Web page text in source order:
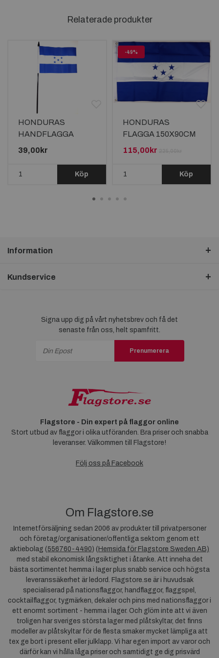
Relaterade produkter
HONDURAS
HANDFLAGGA
15X10CM
39,00kr
Köp
-49%
HONDURAS
FLAGGA 150X90CM
115,00kr
Köp
Information
Kundservice
Signa upp dig på vårt nyhetsbrev och få det
senaste från oss, helt spamfritt.
Prenumerera
Flagstore - Din expert på flaggor online
Stort utbud av flaggor i olika utföranden. Bra priser och snabba
leveranser. Välkommen till Flagstore!
Följ oss på Facebook
Om Flagstore.se
Internetförsäljning sedan 2006 av produkter till privatpersoner
och företag/organisationer/offentliga sektorn genom ett
aktiebolag (556760-4490) ( Hemsida för Flagstore Sweden AB)
med stabil ekonomisk långsiktighet i åtanke. Att inneha det
bästa sortimentet hemma i lager plus snabb service och högsta
leveranssäkerhet är ledord. Flagstore.se är i huvudsak
specialiserad på nationsflaggor, handflaggor, flaggspel,
cocktailflaggor, tygmärken, dekaler och pins med nationsflaggor i
ett enormt sortiment - hemma i lager. Och glöm inte att vi även
troligen har sveriges största lager med plåtskyltar, det finns
modeller av plåtskyltar för de flesta smaker mycket lämpliga att
tex ge bort i present eller julklapp. Vi har egen import av varor och
därför kan vi hålla låga priser och samtidigt ge dig prisvärd